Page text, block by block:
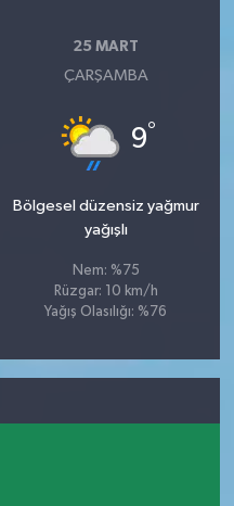
25 MART
ÇARŞAMBA
9°
Bölgesel düzensiz yağmur
yağışlı
Nem: %75
Rüzgar: 10 km/h
Yağış Olasılığı: %76